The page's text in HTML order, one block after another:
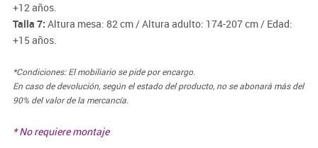
+12 años.
Talla 7: Altura mesa: 82 cm / Altura adulto: 174-207 cm / Edad:
+15 años.
*Condiciones: El mobiliario se pide por encargo.
En caso de devolución, según el estado del producto, no se abonará más del
90% del valor de la mercancía.
* No requiere montaje